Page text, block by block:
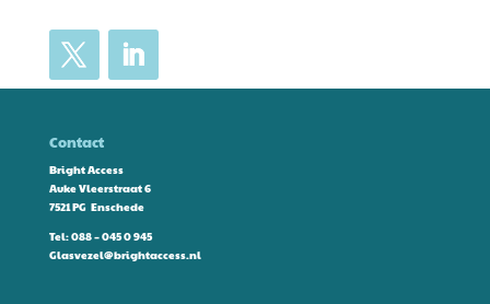
Contact
Bright Access
Auke Vleerstraat 6
7521 PG Enschede
Tel:088 – 045 0 945
Glasvezel@brightaccess.nl